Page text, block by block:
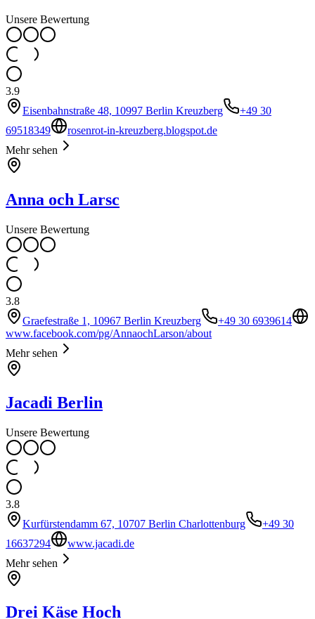
Unsere Bewertung
3.9
Eisenbahnstraße 48, 10997 Berlin Kreuzberg
+49 30
69518349
rosenrot-in-kreuzberg.blogspot.de
Mehr sehen
Anna och Larsc
Unsere Bewertung
3.8
Graefestraße 1, 10967 Berlin Kreuzberg
+49 30 6939614
www.facebook.com/pg/AnnaochLarson/about
Mehr sehen
Jacadi Berlin
Unsere Bewertung
3.8
Kurfürstendamm 67, 10707 Berlin Charlottenburg
+49 30
16637294
www.jacadi.de
Mehr sehen
Drei Käse Hoch